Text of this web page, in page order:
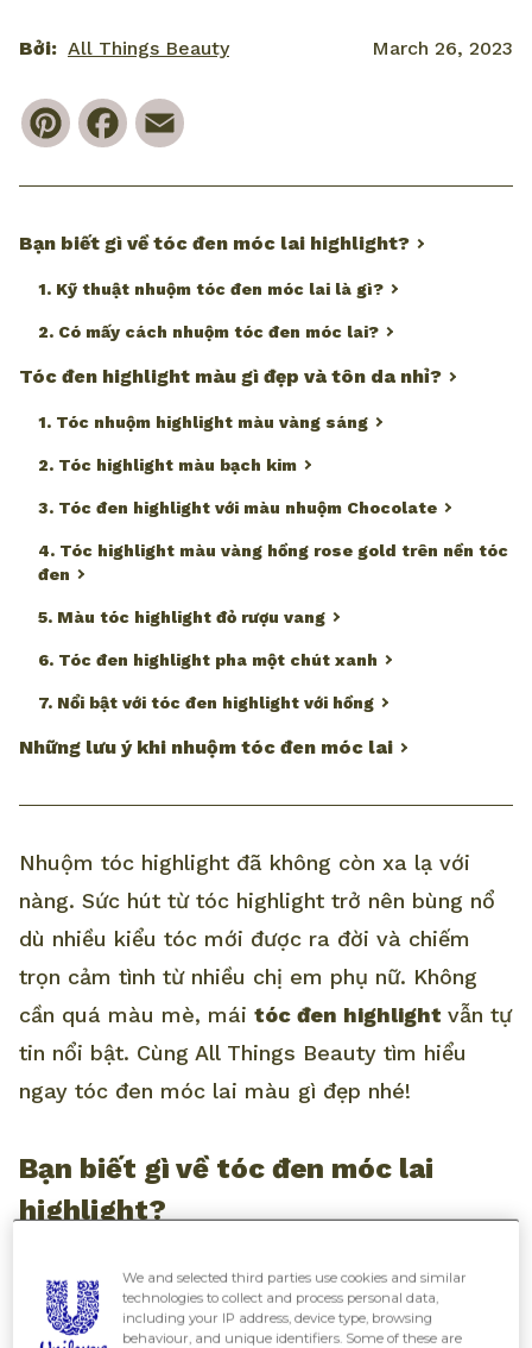
Bởi: All Things Beauty March 26, 2023
PinterestFacebook
Bạn biết gì về tóc đen móc lai highlight?
1. Kỹ thuật nhuộm tóc đen móc lai là gì?
2. Có mấy cách nhuộm tóc đen móc lai?
Tóc đen highlight màu gì đẹp và tôn da nhỉ?
1. Tóc nhuộm highlight màu vàng sáng
2. Tóc highlight màu bạch kim
3. Tóc đen highlight với màu nhuộm Chocolate
4. Tóc highlight màu vàng hồng rose gold trên nền tóc
đen
5. Màu tóc highlight đỏ rượu vang
6. Tóc đen highlight pha một chút xanh
7. Nổi bật với tóc đen highlight với hồng
Những lưu ý khi nhuộm tóc đen móc lai
Nhuộm tóc highlight đã không còn xa lạ với
nàng. Sức hút từ tóc highlight trở nên bùng nổ
dù nhiều kiểu tóc mới được ra đời và chiếm
trọn cảm tình từ nhiều chị em phụ nữ. Không
cần quá màu mè, mái tóc đen highlight vẫn tự
tin nổi bật. Cùng All Things Beauty tìm hiểu
ngay tóc đen móc lai màu gì đẹp nhé!
Bạn biết gì về tóc đen móc lai
highlight?
1. Kỹ thuật nhuộm tóc đen móc lai là gì?
We and selected third parties use cookies and similar
technologies to collect and process personal data,
including your IP address, device type, browsing
behaviour, and unique identifiers. Some of these are